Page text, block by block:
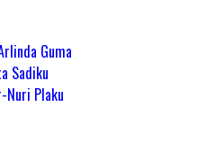
Guma
Sadiku
Nuri Plaku